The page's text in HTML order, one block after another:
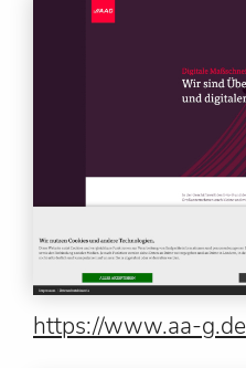
https://www.aa-g.de